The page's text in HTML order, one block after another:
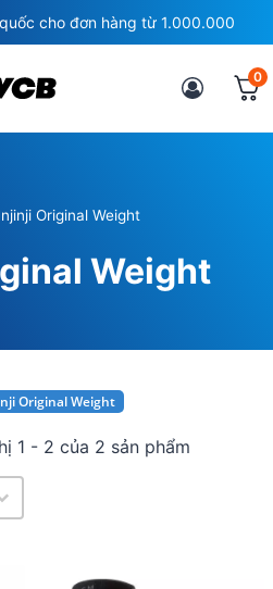
cho đơn hàng từ 1.000.000
0
Original Weight
Weight
Original Weight
1 - 2 của 2 sản phẩm